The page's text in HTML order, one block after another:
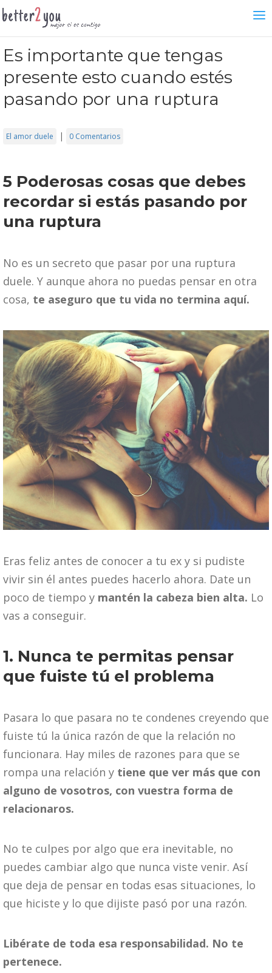
Es importante que tengas
presente esto cuando estés
pasando por una ruptura
El amor duele | 0 Comentarios
5 Poderosas cosas que debes
recordar si estás pasando por
una ruptura
No es un secreto que pasar por una ruptura
duele. Y aunque ahora no puedas pensar en otra
cosa, te aseguro que tu vida no termina aquí.
Eras feliz antes de conocer a tu ex y si pudiste
vivir sin él antes puedes hacerlo ahora. Date un
poco de tiempo y mantén la cabeza bien alta. Lo
vas a conseguir.
1. Nunca te permitas pensar
que fuiste tú el problema
Pasara lo que pasara no te condenes creyendo que
fuiste tú la única razón de que la relación no
funcionara. Hay miles de razones para que se
rompa una relación y tiene que ver más que con
alguno de vosotros, con vuestra forma de
relacionaros.
No te culpes por algo que era inevitable, no
puedes cambiar algo que nunca viste venir. Así
que deja de pensar en todas esas situaciones, lo
que hiciste y lo que dijiste pasó por una razón.
Libérate de toda esa responsabilidad. No te
pertenece.